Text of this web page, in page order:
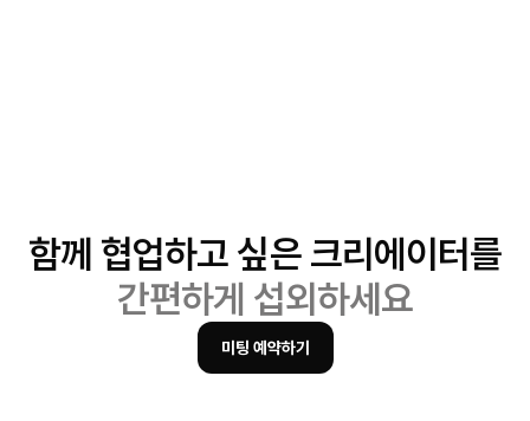
함께 협업하고 싶은 크리에이터를
간편하게 섭외하세요
미팅 예약하기